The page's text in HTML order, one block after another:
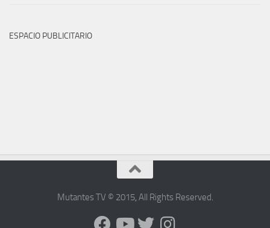
ESPACIO PUBLICITARIO
Mutantes TV © 2015, All Rights Reserved.